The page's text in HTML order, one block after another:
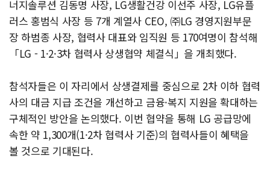
너지솔루션 김동명 사장, LG생활건강 이선주 사장, LG유플
러스 홍범식 사장 등 7개 계열사 CEO, ㈜LG 경영지원부문
장 하범종 사장, 협력사 대표와 임직원 등 170여명이 참석해
「LG - 1·2·3차 협력사 상생협약 체결식」을 개최했다.
참석자들은 이 자리에서 상생결제를 중심으로 2차 이하 협력
사의 대금 지급 조건을 개선하고 금융·복지 지원을 확대하는
구체적인 방안을 논의했다. 이번 협약을 통해 LG 공급망에
속한 약 1,300개(1·2차 협력사 기준)의 협력사들이 혜택을
볼 것으로 기대된다.